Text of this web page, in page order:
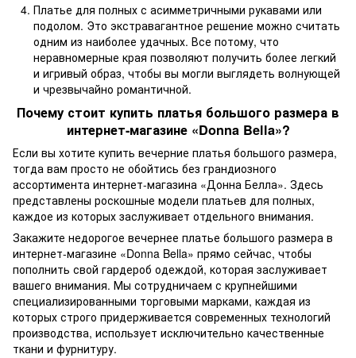
Платье для полных с асимметричными рукавами или
подолом. Это экстравагантное решение можно считать
одним из наиболее удачных. Все потому, что
неравномерные края позволяют получить более легкий
и игривый образ, чтобы вы могли выглядеть волнующей
и чрезвычайно романтичной.
Почему стоит купить платья большого размера в
интернет-магазине «Donna Bella»?
Если вы хотите купить вечерние платья большого размера,
тогда вам просто не обойтись без грандиозного
ассортимента интернет-магазина «Донна Белла». Здесь
представлены роскошные модели платьев для полных,
каждое из которых заслуживает отдельного внимания.
Закажите недорогое вечернее платье большого размера в
интернет-магазине «Donna Bella» прямо сейчас, чтобы
пополнить свой гардероб одеждой, которая заслуживает
вашего внимания. Мы сотрудничаем с крупнейшими
специализированными торговыми марками, каждая из
которых строго придерживается современных технологий
производства, использует исключительно качественные
ткани и фурнитуру.